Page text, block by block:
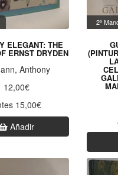
ELEGANT: THE
ERNST DRYDEN
Anthony
12,00€
15,00€
Añadir
2ª